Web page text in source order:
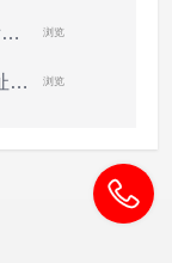
武汉市第一看守所 (武汉女子看守所)地... 浏览
天津市滨海新区第三看守所地址电话(大... 浏览